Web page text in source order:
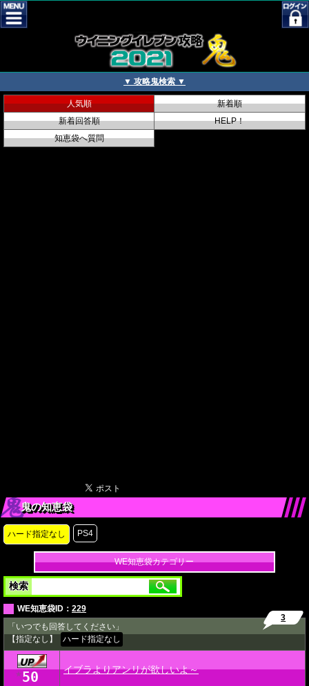
▼ 攻略鬼検索 ▼
人気順
新着順
新着回答順
HELP！
知恵袋へ質問
鬼の知恵袋
ハード指定なし PS4
WE知恵袋カテゴリー
検索
WE知恵袋ID： 229
「いつでも回答してください」
【指定なし】
ハード指定なし
3
★ 50 イブラよりアンリが欲しいよ～